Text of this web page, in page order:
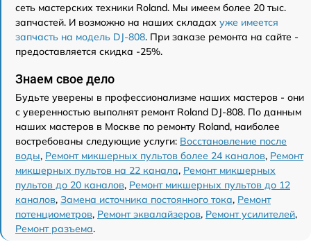
сеть мастерских техники Roland. Мы имеем более 20 тыс.
запчастей. И возможно на наших складах уже имеется
запчасть на модель DJ-808. При заказе ремонта на сайте -
предоставляется скидка -25%.
Знаем свое дело
Будьте уверены в профессионализме наших мастеров - они
с уверенностью выполнят ремонт Roland DJ-808. По данным
наших мастеров в Москве по ремонту Roland, наиболее
востребованы следующие услуги: Восстановление после
воды, Ремонт микшерных пультов более 24 каналов, Ремонт
микшерных пультов на 22 канала, Ремонт микшерных
пультов до 20 каналов, Ремонт микшерных пультов до 12
каналов, Замена источника постоянного тока, Ремонт
потенциометров, Ремонт эквалайзеров, Ремонт усилителей,
Ремонт разъема.